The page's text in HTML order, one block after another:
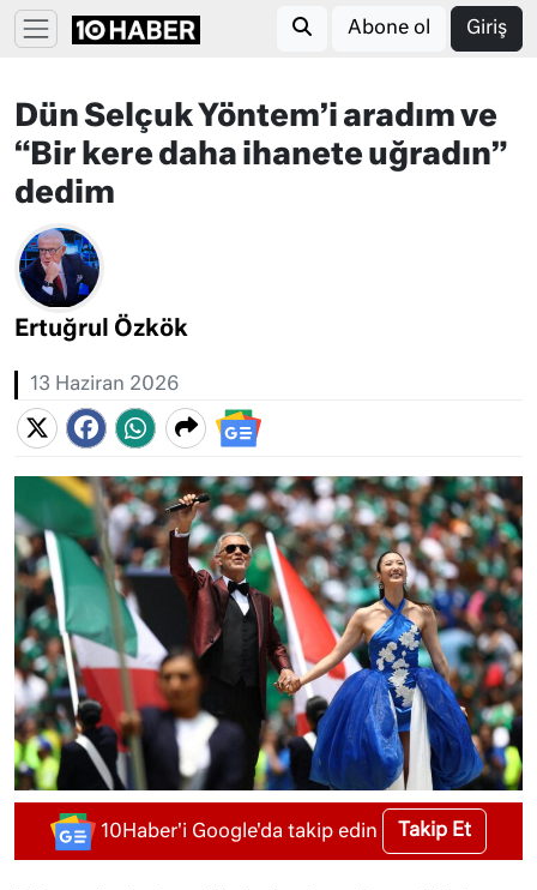
Abone ol Giriş
Dün Selçuk Yöntem’i aradım ve
“Bir kere daha ihanete uğradın”
dedim
Ertuğrul Özkök
13 Haziran 2026
10Haber'i Google'da takip edin Takip Et